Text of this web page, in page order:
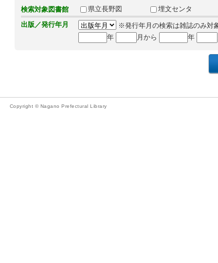
検索対象図書館 県立長野図
埋文センタ
出版／発行年月
※発行年月の検索は雑誌のみ対
年
月から 年
Copyright © Nagano Prefectural Library